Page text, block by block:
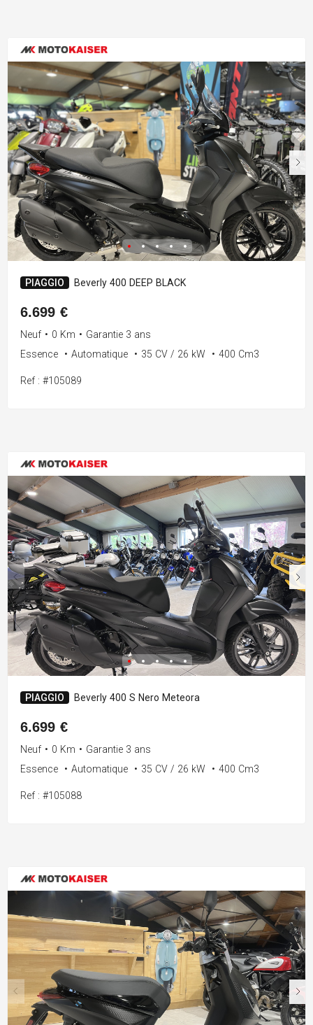
PIAGGIO Beverly 400 DEEP BLACK
6.699 €
Neuf • 0 Km • Garantie 3 ans
Essence
• Automatique • 35 CV / 26 kW • 400 Cm3
Ref : #105089
PIAGGIO Beverly 400 S Nero Meteora
6.699 €
Neuf • 0 Km • Garantie 3 ans
Essence
• Automatique • 35 CV / 26 kW • 400 Cm3
Ref : #105088